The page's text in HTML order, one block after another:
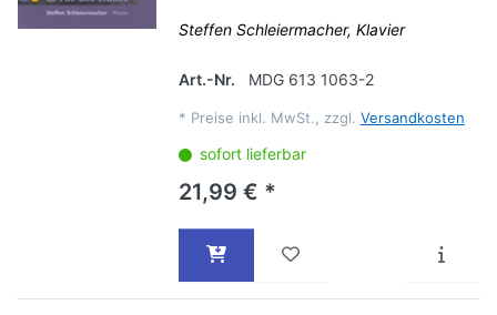
Steffen Schleiermacher, Klavier
Art.-Nr. MDG 613 1063-2
* Preise inkl. MwSt., zzgl. Versandkosten
sofort lieferbar
21,99 € *